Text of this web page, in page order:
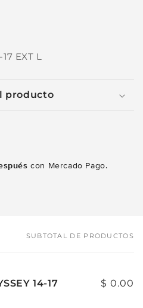
EXT L
producto
con Mercado Pago.
SUBTOTAL DE PRODUCTOS
14-17
$ 0.00